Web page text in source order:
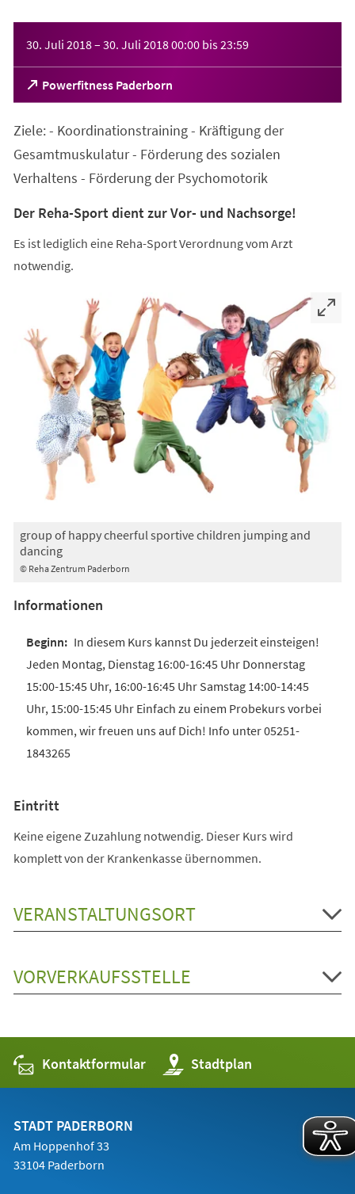
30. Juli 2018– 30. Juli 201800:00 bis23:59
Powerfitness Paderborn
(Öffnet
in
neuen
Ziele: - Koordinationstraining - Kräftigung der
Gesamtmuskulatur - Förderung des sozialen
Verhaltens - Förderung der Psychomotorik
Der Reha-Sport dient zur Vor- und Nachsorge!
Es ist lediglich eine Reha-Sport Verordnung vom Arzt
notwendig.
© Reha Zentrum Paderborn
group of happy cheerful sportive children jumping and
dancing
Informationen
In diesem Kurs kannst Du jederzeit einsteigen!
Jeden Montag, Dienstag 16:00-16:45 Uhr Donnerstag
15:00-15:45 Uhr, 16:00-16:45 Uhr Samstag 14:00-14:45
Uhr, 15:00-15:45 Uhr Einfach zu einem Probekurs vorbei
kommen, wir freuen uns auf Dich! Info unter 05251-
1843265
Eintritt
Keine eigene Zuzahlung notwendig. Dieser Kurs wird
komplett von der Krankenkasse übernommen.
VERANSTALTUNGSORT
VORVERKAUFSSTELLE
Kontaktformular Stadtplan
(Öffnet
in
einem
STADT PADERBORN
Am Hoppenhof 33
33104 Paderborn